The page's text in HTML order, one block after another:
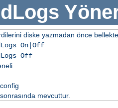
diske yazmadan önce
On|Off
Off
mevcuttur.